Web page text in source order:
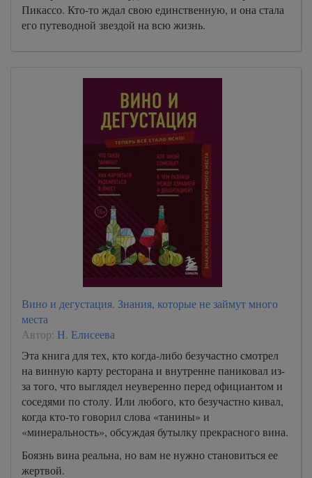
Пикассо. Кто-то ждал свою единственную, и она стала
его путеводной звездой на всю жизнь.
Вино и дегустация. Знания, которые не займут много
места
Автор: Н. Елисеева
Эта книга для тех, кто когда-либо безучастно смотрел
на винную карту ресторана и внутренне паниковал из-
за того, что выглядел неуверенно перед официантом и
соседями по столу. Или любого, кто безучастно кивал,
когда кто-то говорил слова «танины» и
«минеральность», обсуждая бутылку прекрасного вина.
Боязнь вина реальна, но вам не нужно становиться ее
жертвой.